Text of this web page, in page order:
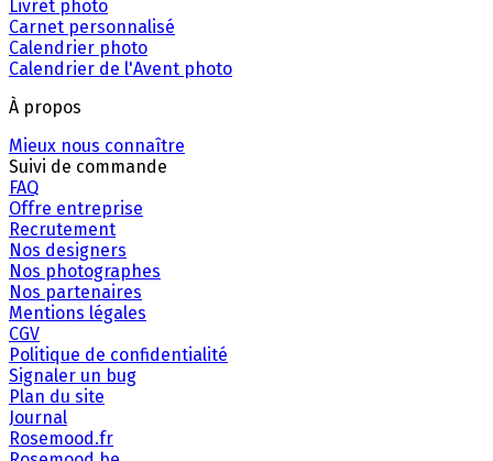
Livret photo
Carnet personnalisé
Calendrier photo
Calendrier de l'Avent photo
À propos
Mieux nous connaître
Suivi de commande
FAQ
Offre entreprise
Recrutement
Nos designers
Nos photographes
Nos partenaires
Mentions légales
CGV
Politique de confidentialité
Signaler un bug
Plan du site
Journal
Rosemood.fr